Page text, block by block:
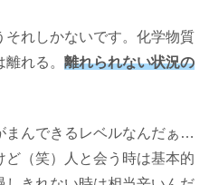
それしかないです。化学物質
れる。 離れられない状況の
まんできるレベルなんだぁ…
（笑）人と会う時は基本的